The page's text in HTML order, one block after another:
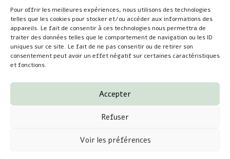
Pour offrir les meilleures expériences, nous utilisons des technologies
telles que les cookies pour stocker et/ou accéder aux informations des
appareils. Le fait de consentir à ces technologies nous permettra de
traiter des données telles que le comportement de navigation ou les ID
uniques sur ce site. Le fait de ne pas consentir ou de retirer son
consentement peut avoir un effet négatif sur certaines caractéristiques
et fonctions.
Accepter
Refuser
Voir les préférences
CGU
Mentions légales
Recrutement
Formulaire
Contact
44120 Vertou
lacabanedalix@gmail.com